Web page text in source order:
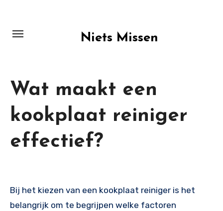
content
Niets Missen
Wat maakt een
kookplaat reiniger
effectief?
Bij het kiezen van een kookplaat reiniger is het
belangrijk om te begrijpen welke factoren